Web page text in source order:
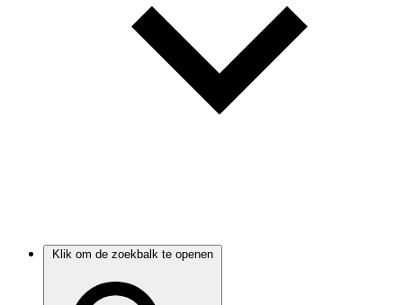
Klik om de zoekbalk te openen